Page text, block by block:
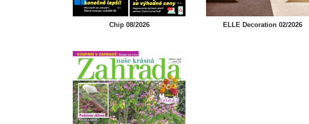
Chip 08/2026 ELLE Decoration 02/2026